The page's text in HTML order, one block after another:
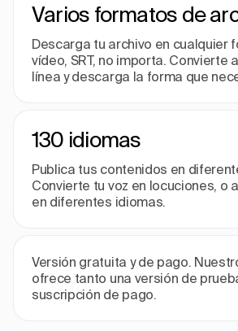
Varios formatos de
Descarga tu archivo en cualquier
vídeo, SRT, no importa. Convierte
línea y descarga la forma que
130 idiomas
Publica tus contenidos en
Convierte tu voz en locuciones, o
en diferentes idiomas.
Versión gratuita y de pago.
ofrece tanto una versión de
suscripción de pago.